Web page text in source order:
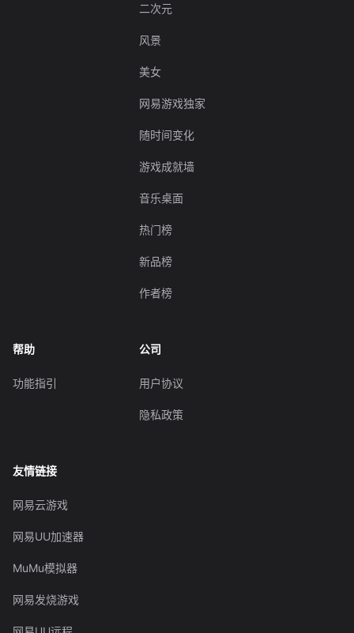
二次元
风景
美女
网易游戏独家
随时间变化
游戏成就墙
音乐桌面
热门榜
新品榜
作者榜
帮助
功能指引
公司
用户协议
隐私政策
友情链接
网易云游戏
网易UU加速器
MuMu模拟器
网易发烧游戏